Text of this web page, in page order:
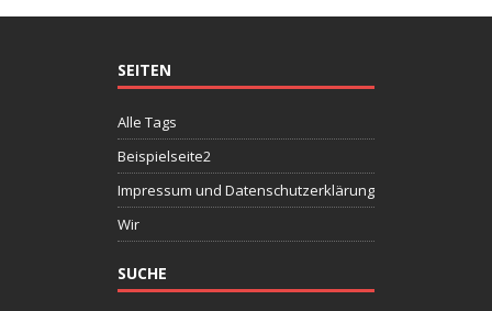
SEITEN
Alle Tags
Beispielseite2
Impressum und Datenschutzerklärung
Wir
SUCHE